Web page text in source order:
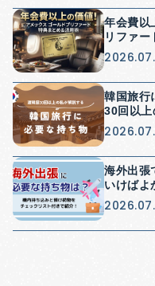
年会費以
リファー
韓国旅行
30回以上
防げる持
海外出張
いけばよ